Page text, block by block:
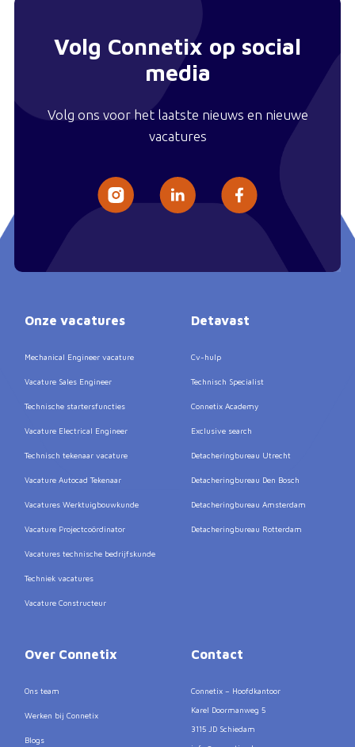
Volg Connetix op social
media
Volg ons voor het laatste nieuws en nieuwe
vacatures
Onze vacatures
Mechanical Engineer vacature
Vacature Sales Engineer
Technische startersfuncties
Vacature Electrical Engineer
Technisch tekenaar vacature
Vacature Autocad Tekenaar
Vacatures Werktuigbouwkunde
Vacature Projectcoördinator
Vacatures technische bedrijfskunde
Techniek vacatures
Vacature Constructeur
Detavast
Cv-hulp
Technisch Specialist
Connetix Academy
Exclusive search
Detacheringbureau Utrecht
Detacheringbureau Den Bosch
Detacheringbureau Amsterdam
Detacheringbureau Rotterdam
Over Connetix
Ons team
Werken bij Connetix
Blogs
Contact
Connetix – Hoofdkantoor
Karel Doormanweg 5
3115 JD Schiedam